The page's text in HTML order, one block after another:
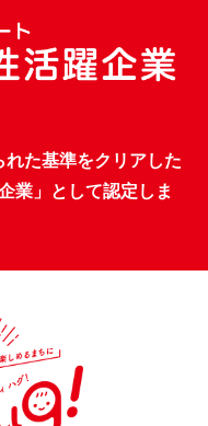
た基準をクリアした
業」として認定しま